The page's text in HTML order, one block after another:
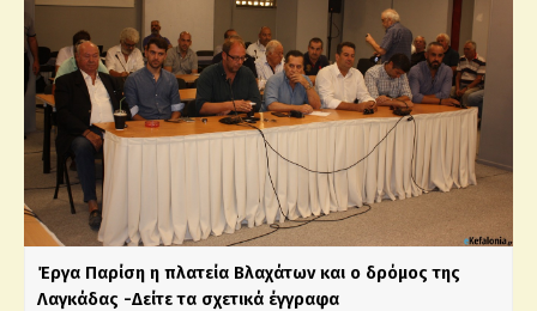
Έργα Παρίση η πλατεία Βλαχάτων και ο δρόμος της
Λαγκάδας -Δείτε τα σχετικά έγγραφα